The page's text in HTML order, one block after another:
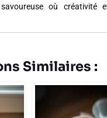
où créativité
Similaires :